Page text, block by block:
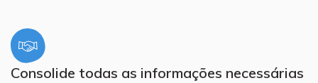
Consolide todas as informações necessárias